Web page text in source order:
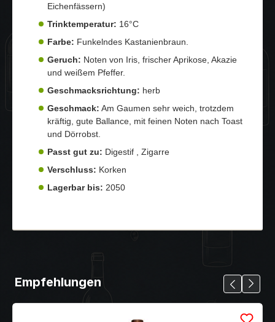
Eichenfässern)
Trinktemperatur: 16°C
Farbe: Funkelndes Kastanienbraun.
Geruch: Noten von Iris, frischer Aprikose, Akazie
und weißem Pfeffer.
Geschmacksrichtung: herb
Geschmack: Am Gaumen sehr weich, trotzdem
kräftig, gute Ballance, mit feinen Noten nach Toast
und Dörrobst.
Passt gut zu: Digestif , Zigarre
Verschluss: Korken
Lagerbar bis: 2050
Empfehlungen